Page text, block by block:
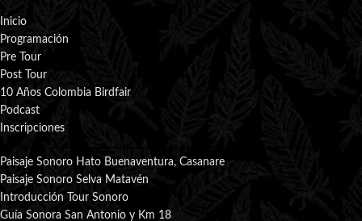
Inicio
Programación
Pre Tour
Post Tour
10 Años Colombia Birdfair
Podcast
Inscripciones
Paisaje Sonoro Hato Buenaventura, Casanare
Paisaje Sonoro Selva Matavén
Introducción Tour Sonoro
Guía Sonora San Antonio y Km 18